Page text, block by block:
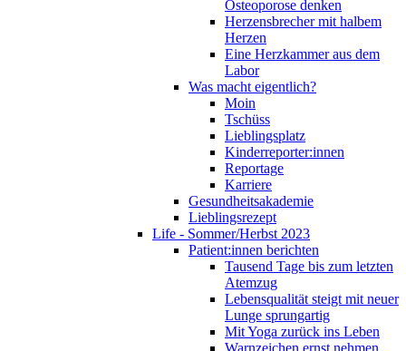
Osteoporose denken
Herzensbrecher mit halbem
Herzen
Eine Herzkammer aus dem
Labor
Was macht eigentlich?
Moin
Tschüss
Lieblingsplatz
Kinderreporter:innen
Reportage
Karriere
Gesundheitsakademie
Lieblingsrezept
Life - Sommer/Herbst 2023
Patient:innen berichten
Tausend Tage bis zum letzten
Atemzug
Lebensqualität steigt mit neuer
Lunge sprungartig
Mit Yoga zurück ins Leben
Warnzeichen ernst nehmen